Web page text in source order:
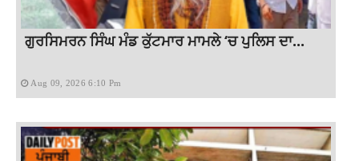
ਗੁਰਸਿਮਰਨ ਸਿੰਘ ਮੰਡ ਕੁੱਟਮਾਰ ਮਾਮਲੇ ‘ਚ ਪੁਲਿਸ ਦਾ...
Aug 09, 2026 6:10 Pm